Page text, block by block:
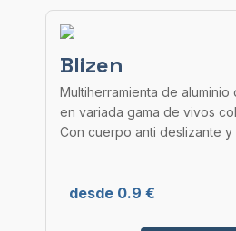
Blizen
Multiherramienta de
en variada gama de vivos
Con cuerpo anti deslizante y
desde 0.9 €